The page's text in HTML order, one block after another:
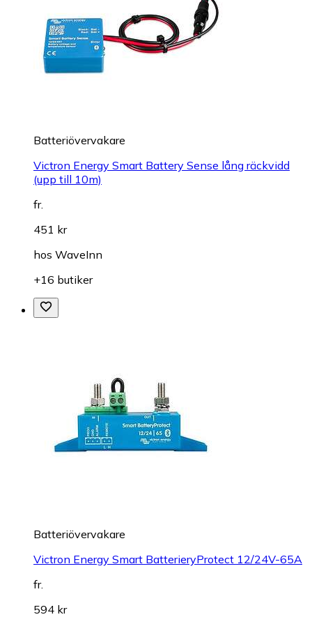
Batteriövervakare
Victron Energy Smart Battery Sense lång räckvidd
(upp till 10m)
fr.
451 kr
hos WaveInn
+16 butiker
Batteriövervakare
Victron Energy Smart BatterieryProtect 12/24V-65A
fr.
594 kr